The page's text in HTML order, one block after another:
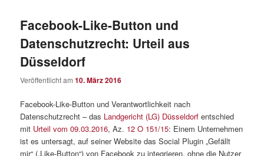
Facebook-Like-Button und
Datenschutzrecht: Urteil aus
Düsseldorf
Veröffentlicht am10. März 2016
Facebook-Like-Button und Verantwortlichkeit nach
Datenschutzrecht – das Landgericht (LG) Düsseldorf entschied
mit Urteil vom 09.03.2016, Az. 12 O 151/15: Einem Unternehmen
ist es untersagt, auf seiner Website das Social Plugin „Gefällt
mir“ („Like-Button“) von Facebook zu integrieren, ohne die Nutzer